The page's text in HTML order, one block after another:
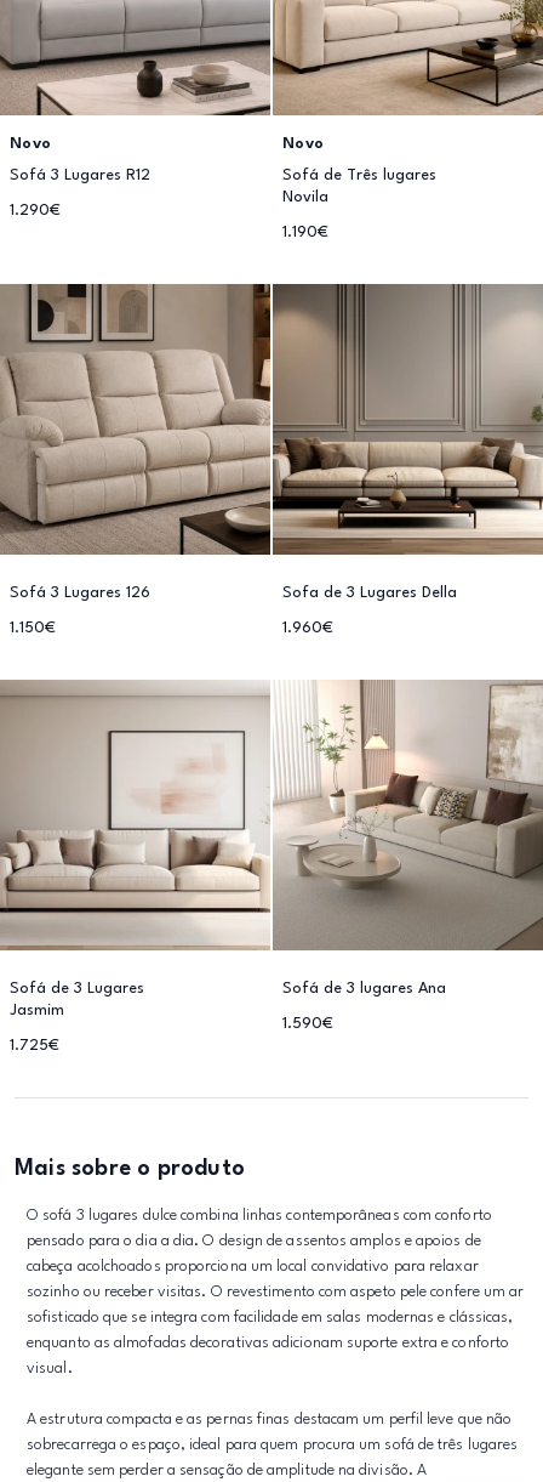
Novo
Sofá 3 Lugares R12
1.290€
Novo
Sofá de Três lugares
Novila
1.190€
Sofá 3 Lugares 126
1.150€
Sofa de 3 Lugares Della
1.960€
Sofá de 3 Lugares
Jasmim
1.725€
Sofá de 3 lugares Ana
1.590€
Mais sobre o produto
O sofá 3 lugares dulce combina linhas contemporâneas com conforto
pensado para o dia a dia. O design de assentos amplos e apoios de
cabeça acolchoados proporciona um local convidativo para relaxar
sozinho ou receber visitas. O revestimento com aspeto pele confere um ar
sofisticado que se integra com facilidade em salas modernas e clássicas,
enquanto as almofadas decorativas adicionam suporte extra e conforto
visual.
A estrutura compacta e as pernas finas destacam um perfil leve que não
sobrecarrega o espaço, ideal para quem procura um sofá de três lugares
elegante sem perder a sensação de amplitude na divisão. A